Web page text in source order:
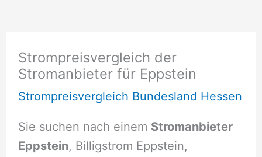
Strompreisvergleich der
Stromanbieter für Eppstein
Strompreisvergleich Bundesland Hessen
Sie suchen nach einem Stromanbieter
Eppstein, Billigstrom Eppstein,